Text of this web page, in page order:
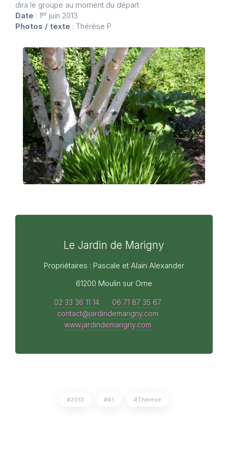
dira le groupe au moment du départ
Date : 1er juin 2013
Photos / texte : Thérèse P
Le Jardin de Marigny
Propriétaires : Pascale et Alain Alexander
61200 Moulin sur Orne
02 33 36 11 14
06 71 87 35 67
contact@jardindemarigny.com
www.jardindemarigny.com
2013 61 Thérèse